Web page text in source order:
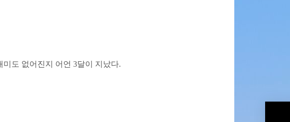
도 없어진지 어언 3달이 지났다.